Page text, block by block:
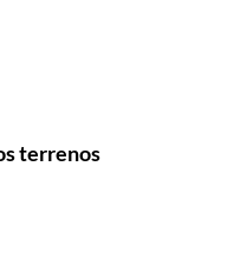
terrenos